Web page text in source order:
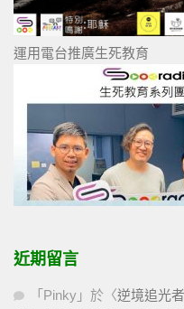
運用電台推廣生死教育
近期留言
「 Pinky 」於〈逆境追光